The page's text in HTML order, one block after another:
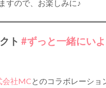
すので、お楽しみに♪
ト #ずっと一緒にい
会社MCとのコラボレーショ